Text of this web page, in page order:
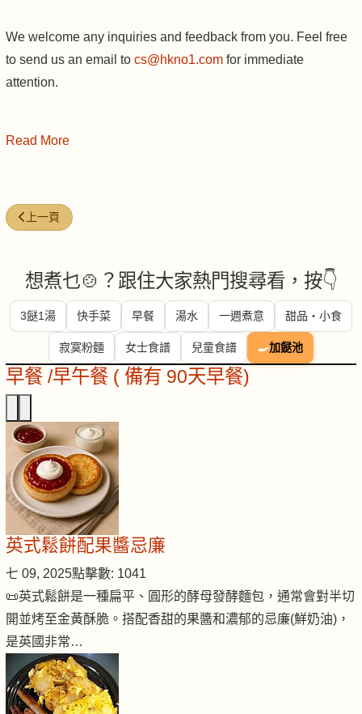
We welcome any inquiries and feedback from you. Feel free
to send us an email to cs@hkno1.com for immediate
attention.
Read More
上一篇文章: 在韓國吃天婦羅..一定要看! (必看 video)
上一頁
想煮乜🍲？跟住大家熱門搜尋看，按👇
3餸1湯 快手菜 早餐 湯水 一週煮意 甜品・小食
寂寞粉麵 女士食譜 兒童食譜 🍳加餸池
早餐 /早午餐 ( 備有 90天早餐)
英式鬆餅配果醬忌廉
七 09, 2025點擊數: 1041
📜英式鬆餅是一種扁平、圓形的酵母發酵麵包，通常會對半切
開並烤至金黃酥脆。搭配香甜的果醬和濃郁的忌廉(鮮奶油)，
是英國非常…